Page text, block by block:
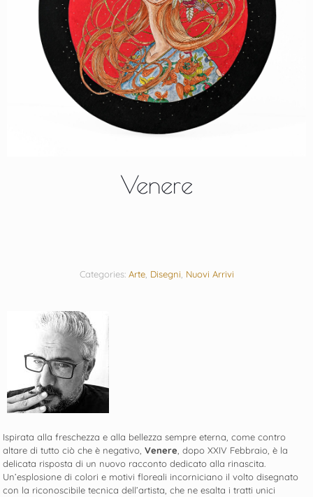
Venere
Categories: Arte, Disegni, Nuovi Arrivi
Ispirata alla freschezza e alla bellezza sempre eterna, come contro
altare di tutto ciò che è negativo,Venere, dopo XXIV Febbraio, è la
delicata risposta di un nuovo racconto dedicato alla rinascita.
Un’esplosione di colori e motivi floreali incorniciano il volto disegnato
con la riconoscibile tecnica dell’artista, che ne esalta i tratti unici